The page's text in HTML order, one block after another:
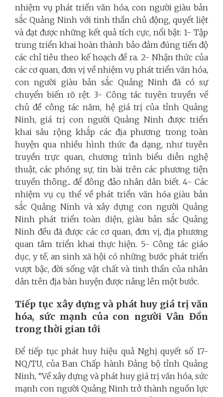
nhiệm vụ phát triển văn hóa, con người giàu bản
sắc Quảng Ninh với tinh thần chủ động, quyết liệt
và đạt được những kết quả tích cực, nổi bật: 1- Tập
trung triển khai hoàn thành bảo đảm đúng tiến độ
các chỉ tiêu theo kế hoạch đề ra. 2- Nhận thức của
các cơ quan, đơn vị về nhiệm vụ phát triển văn hóa,
con người giàu bản sắc Quảng Ninh đã có sự
chuyển biến rõ rệt. 3- Công tác tuyên truyền về
chủ đề công tác năm, hệ giá trị của tỉnh Quảng
Ninh, giá trị con người Quảng Ninh được triển
khai sâu rộng khắp các địa phương trong toàn
huyện qua nhiều hình thức đa dạng, như tuyên
truyền trực quan, chương trình biểu diễn nghệ
thuật, các phóng sự, tin bài trên các phương tiện
truyền thông... để đông đảo nhân dân biết. 4- Các
nhiệm vụ cụ thể về phát triển văn hóa giàu bản
sắc Quảng Ninh và xây dựng con người Quảng
Ninh phát triển toàn diện, giàu bản sắc Quảng
Ninh đều đã được các cơ quan, đơn vị, địa phương
quan tâm triển khai thực hiện. 5- Công tác giáo
dục, y tế, an sinh xã hội có những bước phát triển
vượt bậc, đời sống vật chất và tinh thần của nhân
dân trên địa bàn huyện được nâng lên một bước.
Tiếp tục xây dựng và phát huy giá trị văn
hóa, sức mạnh của con người Vân Đồn
trong thời gian tới
Để tiếp tục phát huy hiệu quả Nghị quyết số 17-
NQ/TU, của Ban Chấp hành Đảng bộ tỉnh Quảng
Ninh, “Về xây dựng và phát huy giá trị văn hóa, sức
mạnh con người Quảng Ninh trở thành nguồn lực